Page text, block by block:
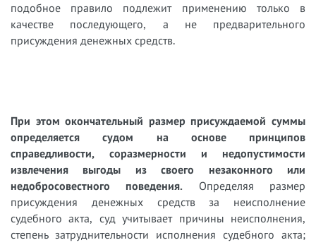
подобное правило подлежит применению только в
качестве последующего, а не предварительного
присуждения денежных средств.
При этом окончательный размер присуждаемой суммы
определяется судом на основе принципов
справедливости, соразмерности и недопустимости
извлечения выгоды из своего незаконного или
недобросовестного поведения. Определяя размер
присуждения денежных средств за неисполнение
судебного акта, суд учитывает причины неисполнения,
степень затруднительности исполнения судебного акта;